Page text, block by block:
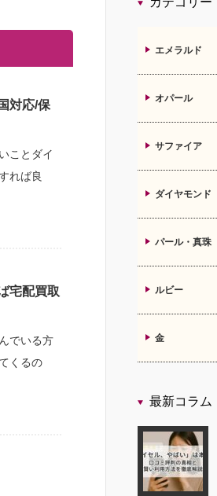
対応/保
ことダイ
れば良
宅配買取
でいる方
くるの
エメラルド
オパール
サファイア
ダイヤモンド
パール・真珠
ルビー
金
最新コラム